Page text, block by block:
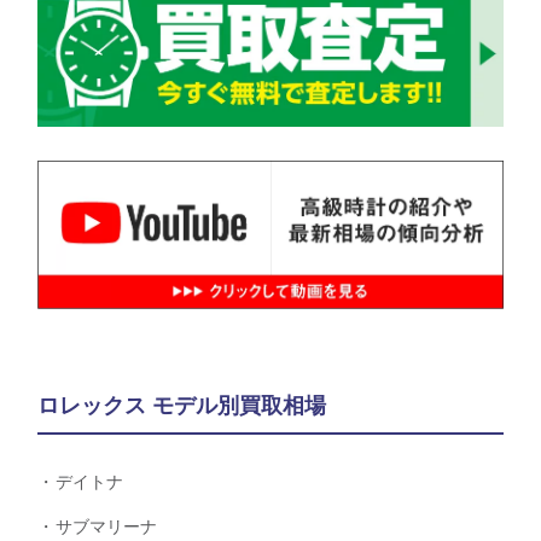
ロレックス モデル別買取相場
デイトナ
サブマリーナ